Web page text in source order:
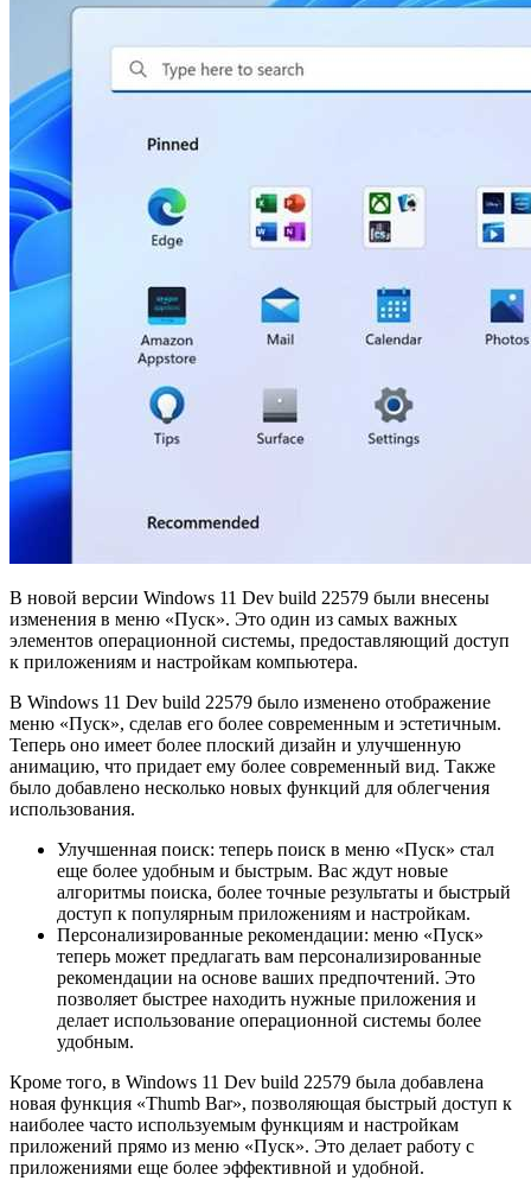
В новой версии Windows 11 Dev build 22579 были внесены
изменения в меню «Пуск». Это один из самых важных
элементов операционной системы, предоставляющий доступ
к приложениям и настройкам компьютера.
В Windows 11 Dev build 22579 было изменено отображение
меню «Пуск», сделав его более современным и эстетичным.
Теперь оно имеет более плоский дизайн и улучшенную
анимацию, что придает ему более современный вид. Также
было добавлено несколько новых функций для облегчения
использования.
Улучшенная поиск: теперь поиск в меню «Пуск» стал
еще более удобным и быстрым. Вас ждут новые
алгоритмы поиска, более точные результаты и быстрый
доступ к популярным приложениям и настройкам.
Персонализированные рекомендации: меню «Пуск»
теперь может предлагать вам персонализированные
рекомендации на основе ваших предпочтений. Это
позволяет быстрее находить нужные приложения и
делает использование операционной системы более
удобным.
Кроме того, в Windows 11 Dev build 22579 была добавлена
новая функция «Thumb Bar», позволяющая быстрый доступ к
наиболее часто используемым функциям и настройкам
приложений прямо из меню «Пуск». Это делает работу с
приложениями еще более эффективной и удобной.